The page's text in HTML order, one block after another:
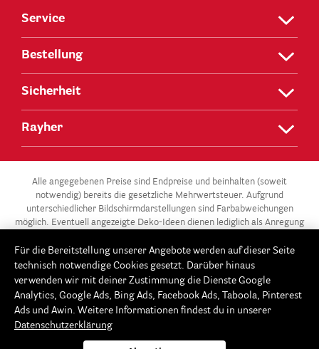
Service
Bestellung
Sicherheit
Rayher
Alle angegebenen Preise sind Endpreise und beinhalten (soweit
notwendig) bereits die gesetzliche Mehrwertsteuer. Aufgrund
unterschiedlicher Bildschirmdarstellungen sind Farbabweichungen
möglich. Eventuell angezeigte Deko-Ideen dienen lediglich als Anregung
** Die 3 für 2-Aktion gilt für alle Artikel der Kategorie „Gießen –
Modellieren / Gießformen“ in unserem Onlineshop unter
www.Rayher.com. Ab 3 Gießformen im Warenkorb erhältst du die
günstigste Gießform gratis. Dieses Angebot potenziert sich im 3er-
gratis, ab 9 Gießformen erhältst du die 3 günstigsten gratis usw. Der
Rabatt wird automatisch beim Bestellvorgang im Warenkorb
Für die Bereitstellung unserer Angebote werden auf dieser Seite
technisch notwendige Cookies gesetzt. Darüber hinaus
verwenden wir mit deiner Zustimmung die Dienste Google
Analytics, Google Ads, Bing Ads, Facebook Ads, Taboola, Pinterest
Ads und Awin. Weitere Informationen findest du in unserer
Datenschutzerklärung